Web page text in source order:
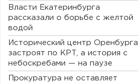
Власти Екатеринбурга
рассказали о борьбе с желтой
водой
Исторический центр Оренбурга
застроят по КРТ, а история с
небоскребами — на паузе
Прокуратура не оставляет